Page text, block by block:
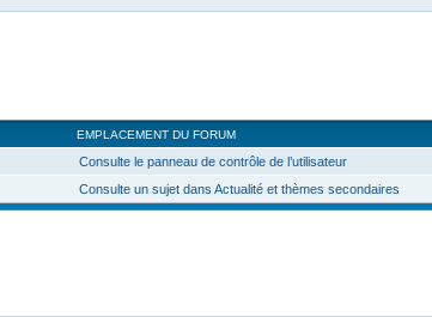
EMPLACEMENT DU FORUM
Consulte le panneau de contrôle de l’utilisateur
Consulte un sujet dans Actualité et thèmes secondaires